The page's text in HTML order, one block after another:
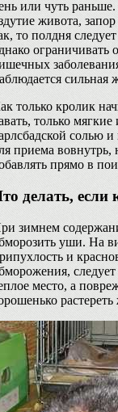
или чуть
живота,
то полдня
ограничивать
сильная
только кролик
только
солью
приема
прямо в
делать,
зимнем
уши. На
и
следует
место, а